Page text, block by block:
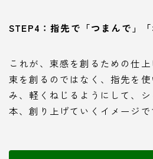
STEP4：指先で「つまんで」「
これが、束感を創るための仕
束を創るのではなく、指先を
み、軽くねじるようにして、
本、創り上げていくイメージで